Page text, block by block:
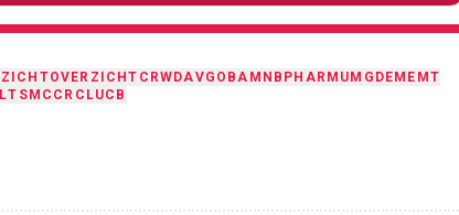
OVERZICHT CRWDAVGO BAMNB PHARM UMG DEME MT
TSMC CRCLUCB